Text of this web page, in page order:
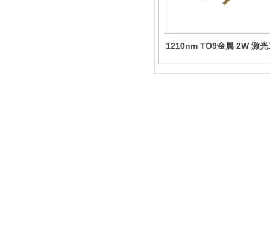
1210nm TO9金属 2W 激光